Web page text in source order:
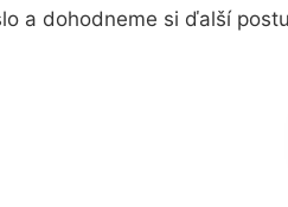
a dohodneme si ďalší